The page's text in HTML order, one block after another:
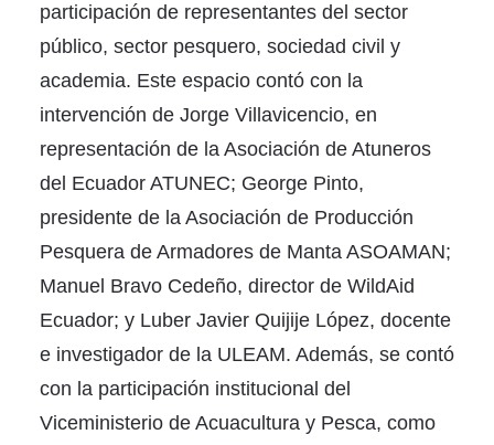
participación de representantes del sector
público, sector pesquero, sociedad civil y
academia. Este espacio contó con la
intervención de Jorge Villavicencio, en
representación de la Asociación de Atuneros
del Ecuador ATUNEC; George Pinto,
presidente de la Asociación de Producción
Pesquera de Armadores de Manta ASOAMAN;
Manuel Bravo Cedeño, director de WildAid
Ecuador; y Luber Javier Quijije López, docente
e investigador de la ULEAM. Además, se contó
con la participación institucional del
Viceministerio de Acuacultura y Pesca, como